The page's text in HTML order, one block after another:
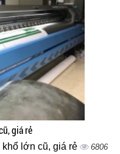
giá rẻ
lớn cũ, giá rẻ 6806